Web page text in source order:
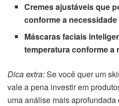
Cremes ajustáveis que
conforme a necessidade
Máscaras faciais
temperatura conforme a
Dica extra:Se você quer um
vale a pena investir em
uma análise mais